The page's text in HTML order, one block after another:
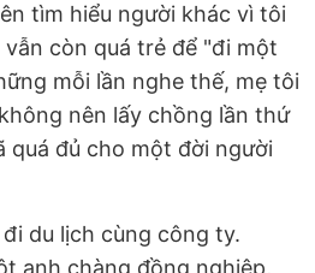
tìm hiểu người khác vì tôi
còn quá trẻ để "đi một
mỗi lần nghe thế, mẹ tôi
nên lấy chồng lần thứ
quá đủ cho một đời người
du lịch cùng công ty.
anh chàng đồng nghiệp,